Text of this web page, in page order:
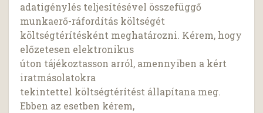
adatigénylés teljesítésével összefüggő
munkaerő-ráfordítás költségét
költségtérítésként meghatározni. Kérem, hogy
előzetesen elektronikus
úton tájékoztasson arról, amennyiben a kért
iratmásolatokra
tekintettel költségtérítést állapítana meg.
Ebben az esetben kérem,